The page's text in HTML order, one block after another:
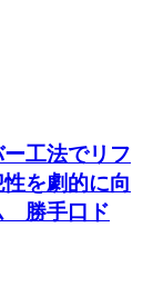
ー工法でリフ
を劇的に向
勝手口ド